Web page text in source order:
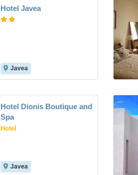
Hotel Javea
Javea
Hotel Dionis Boutique and
Spa
Hotel
Javea